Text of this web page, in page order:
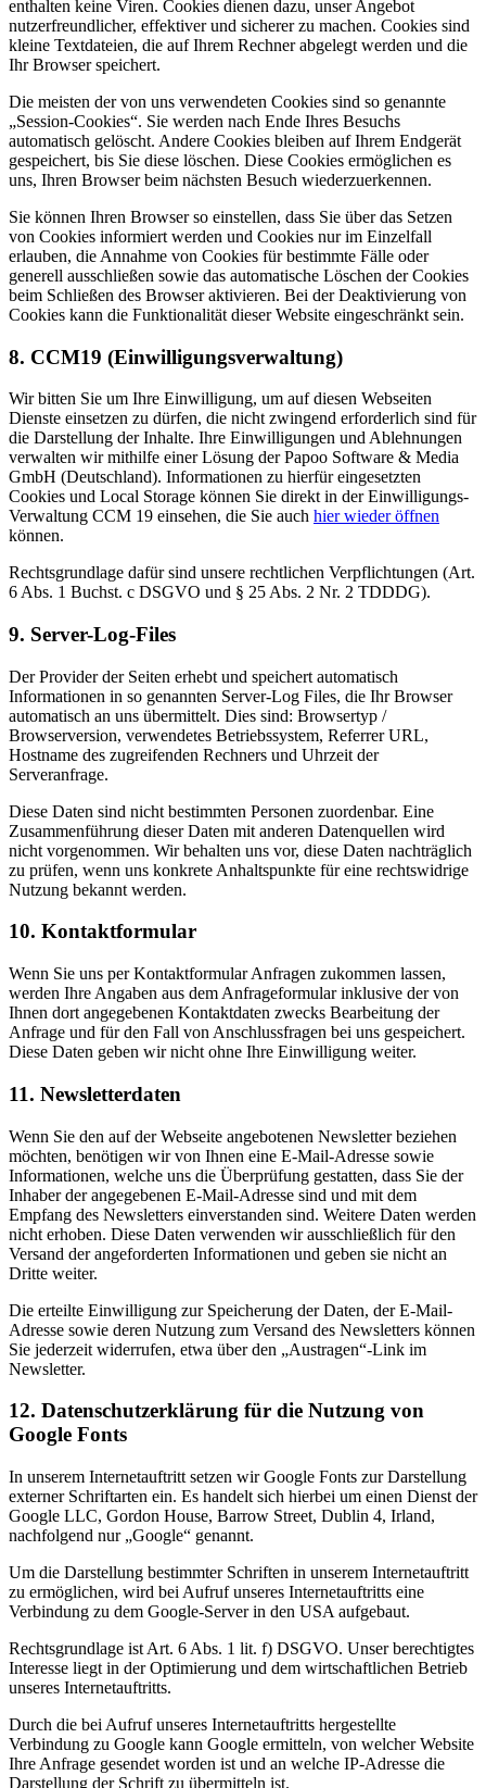
enthalten keine Viren. Cookies dienen dazu, unser Angebot
nutzerfreundlicher, effektiver und sicherer zu machen. Cookies sind
kleine Textdateien, die auf Ihrem Rechner abgelegt werden und die
Ihr Browser speichert.
Die meisten der von uns verwendeten Cookies sind so genannte
„Session-Cookies“. Sie werden nach Ende Ihres Besuchs
automatisch gelöscht. Andere Cookies bleiben auf Ihrem Endgerät
gespeichert, bis Sie diese löschen. Diese Cookies ermöglichen es
uns, Ihren Browser beim nächsten Besuch wiederzuerkennen.
Sie können Ihren Browser so einstellen, dass Sie über das Setzen
von Cookies informiert werden und Cookies nur im Einzelfall
erlauben, die Annahme von Cookies für bestimmte Fälle oder
generell ausschließen sowie das automatische Löschen der Cookies
beim Schließen des Browser aktivieren. Bei der Deaktivierung von
Cookies kann die Funktionalität dieser Website eingeschränkt sein.
8. CCM19 (Einwilligungsverwaltung)
Wir bitten Sie um Ihre Einwilligung, um auf diesen Webseiten
Dienste einsetzen zu dürfen, die nicht zwingend erforderlich sind für
die Darstellung der Inhalte. Ihre Einwilligungen und Ablehnungen
verwalten wir mithilfe einer Lösung der Papoo Software & Media
GmbH (Deutschland). Informationen zu hierfür eingesetzten
Cookies und Local Storage können Sie direkt in der Einwilligungs-
Verwaltung CCM 19 einsehen, die Sie auch hier wieder öffnen
können.
Rechtsgrundlage dafür sind unsere rechtlichen Verpflichtungen (Art.
6 Abs. 1 Buchst. c DSGVO und § 25 Abs. 2 Nr. 2 TDDDG).
9. Server-Log-Files
Der Provider der Seiten erhebt und speichert automatisch
Informationen in so genannten Server-Log Files, die Ihr Browser
automatisch an uns übermittelt. Dies sind: Browsertyp /
Browserversion, verwendetes Betriebssystem, Referrer URL,
Hostname des zugreifenden Rechners und Uhrzeit der
Serveranfrage.
Diese Daten sind nicht bestimmten Personen zuordenbar. Eine
Zusammenführung dieser Daten mit anderen Datenquellen wird
nicht vorgenommen. Wir behalten uns vor, diese Daten nachträglich
zu prüfen, wenn uns konkrete Anhaltspunkte für eine rechtswidrige
Nutzung bekannt werden.
10. Kontaktformular
Wenn Sie uns per Kontaktformular Anfragen zukommen lassen,
werden Ihre Angaben aus dem Anfrageformular inklusive der von
Ihnen dort angegebenen Kontaktdaten zwecks Bearbeitung der
Anfrage und für den Fall von Anschlussfragen bei uns gespeichert.
Diese Daten geben wir nicht ohne Ihre Einwilligung weiter.
11. Newsletterdaten
Wenn Sie den auf der Webseite angebotenen Newsletter beziehen
möchten, benötigen wir von Ihnen eine E-Mail-Adresse sowie
Informationen, welche uns die Überprüfung gestatten, dass Sie der
Inhaber der angegebenen E-Mail-Adresse sind und mit dem
Empfang des Newsletters einverstanden sind. Weitere Daten werden
nicht erhoben. Diese Daten verwenden wir ausschließlich für den
Versand der angeforderten Informationen und geben sie nicht an
Dritte weiter.
Die erteilte Einwilligung zur Speicherung der Daten, der E-Mail-
Adresse sowie deren Nutzung zum Versand des Newsletters können
Sie jederzeit widerrufen, etwa über den „Austragen“-Link im
Newsletter.
12. Datenschutzerklärung für die Nutzung von
Google Fonts
In unserem Internetauftritt setzen wir Google Fonts zur Darstellung
externer Schriftarten ein. Es handelt sich hierbei um einen Dienst der
Google LLC, Gordon House, Barrow Street, Dublin 4, Irland,
nachfolgend nur „Google“ genannt.
Um die Darstellung bestimmter Schriften in unserem Internetauftritt
zu ermöglichen, wird bei Aufruf unseres Internetauftritts eine
Verbindung zu dem Google-Server in den USA aufgebaut.
Rechtsgrundlage ist Art. 6 Abs. 1 lit. f) DSGVO. Unser berechtigtes
Interesse liegt in der Optimierung und dem wirtschaftlichen Betrieb
unseres Internetauftritts.
Durch die bei Aufruf unseres Internetauftritts hergestellte
Verbindung zu Google kann Google ermitteln, von welcher Website
Ihre Anfrage gesendet worden ist und an welche IP-Adresse die
Darstellung der Schrift zu übermitteln ist.